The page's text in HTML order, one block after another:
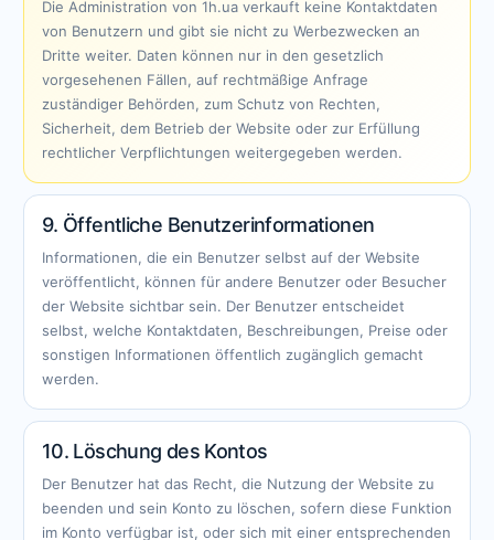
Die Administration von 1h.ua verkauft keine Kontaktdaten
von Benutzern und gibt sie nicht zu Werbezwecken an
Dritte weiter. Daten können nur in den gesetzlich
vorgesehenen Fällen, auf rechtmäßige Anfrage
zuständiger Behörden, zum Schutz von Rechten,
Sicherheit, dem Betrieb der Website oder zur Erfüllung
rechtlicher Verpflichtungen weitergegeben werden.
9. Öffentliche Benutzerinformationen
Informationen, die ein Benutzer selbst auf der Website
veröffentlicht, können für andere Benutzer oder Besucher
der Website sichtbar sein. Der Benutzer entscheidet
selbst, welche Kontaktdaten, Beschreibungen, Preise oder
sonstigen Informationen öffentlich zugänglich gemacht
werden.
10. Löschung des Kontos
Der Benutzer hat das Recht, die Nutzung der Website zu
beenden und sein Konto zu löschen, sofern diese Funktion
im Konto verfügbar ist, oder sich mit einer entsprechenden